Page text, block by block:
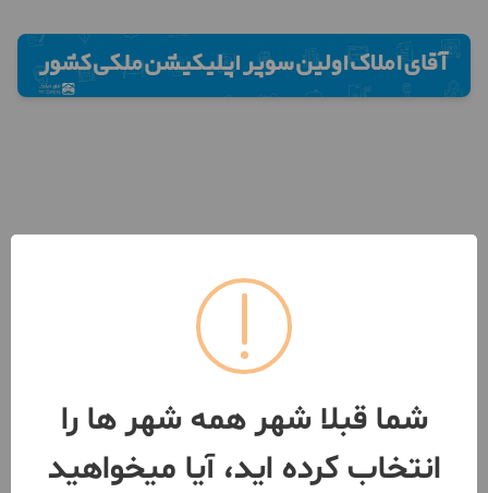
شما قبلا شهر همه شهر ها را
انتخاب کرده اید، آیا میخواهید